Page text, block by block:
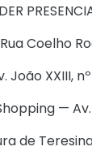
Coelho
João XXIII,
—
de